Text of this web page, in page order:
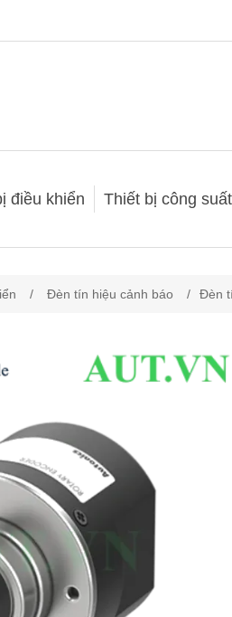
điều khiển Thiết bị công suất
/ Đèn tín hiệu cảnh báo / Đèn